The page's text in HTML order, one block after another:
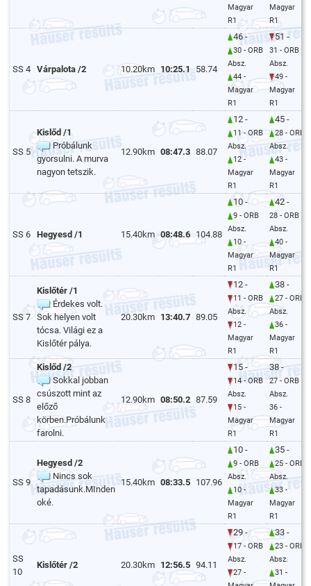
Magyar
R1
Magyar
R1
SS 4 Várpalota /2 10.20km 10:25.1 58.74
46 -
30 - ORB
Absz.
44 -
Magyar
R1
51 -
31 - ORB
Absz.
49 -
Magyar
R1
SS 5
Kislőd /1
Próbálunk
gyorsulni. A murva
nagyon tetszik.
12.90km 08:47.3 88.07
12 -
11 - ORB
Absz.
12 -
Magyar
R1
45 -
28 - ORB
Absz.
43 -
Magyar
R1
SS 6 Hegyesd /1 15.40km 08:48.6 104.88
10 -
9 - ORB
Absz.
10 -
Magyar
R1
42 -
28 - ORB
Absz.
40 -
Magyar
R1
SS 7
Kislőtér /1
Érdekes volt.
Sok helyen volt
tócsa. Világi ez a
Kislőtér pálya.
20.30km 13:40.7 89.05
12 -
11 - ORB
Absz.
12 -
Magyar
R1
38 -
27 - ORB
Absz.
36 -
Magyar
R1
SS 8
Kislőd /2
Sokkal jobban
csúszott mint az
előző
körben.Próbálunk
farolni.
12.90km 08:50.2 87.59
15 -
14 - ORB
Absz.
15 -
Magyar
R1
38 -
27 - ORB
Absz.
36 -
Magyar
R1
SS 9
Hegyesd /2
Nincs sok
tapadásunk.MInden
oké.
15.40km 08:33.5 107.96
10 -
9 - ORB
Absz.
10 -
Magyar
R1
35 -
25 - ORB
Absz.
33 -
Magyar
R1
SS
10
Kislőtér /2 20.30km 12:56.5 94.11
29 -
17 - ORB
Absz.
27 -
33 -
23 - ORB
Absz.
31 -